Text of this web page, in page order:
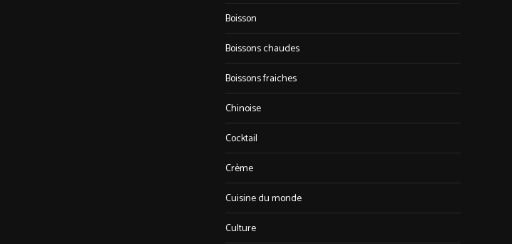
Boisson
Boissons chaudes
Boissons fraiches
Chinoise
Cocktail
Crème
Cuisine du monde
Culture